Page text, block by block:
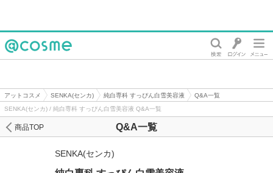
アットコスメ SENKA(センカ) 純白専科 すっぴん白雪美容液
Q&A一覧
SENKA(センカ) / 純白専科 すっぴん白雪美容液 Q&A一覧
Q&A一覧
商品TOP
SENKA(センカ)